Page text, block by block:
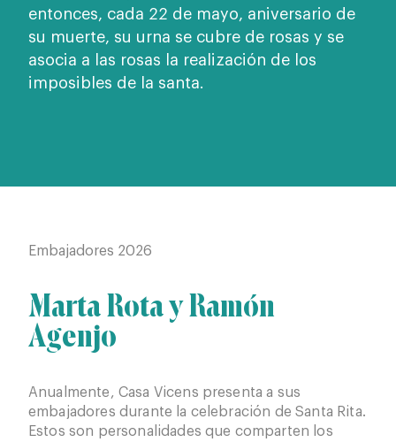
entonces, cada 22 de mayo, aniversario de
su muerte, su urna se cubre de rosas y se
asocia a las rosas la realización de los
imposibles de la santa.
Embajadores 2026
Marta Rota y Ramón
Agenjo
Anualmente, Casa Vicens presenta a sus
embajadores durante la celebración de Santa Rita.
Estos son personalidades que comparten los